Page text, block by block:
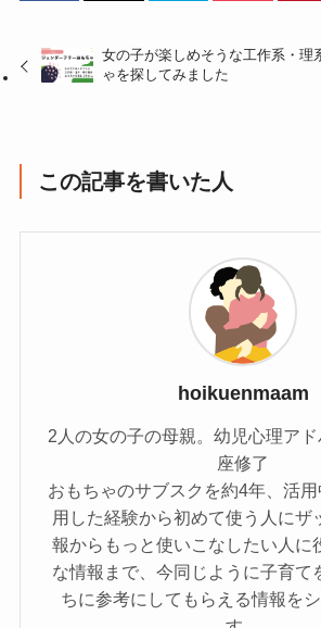
女の子が楽しめそうな工作系・理
ゃを探してみました
この記事を書いた人
hoikuenmaam
2人の女の子の母親。幼児心理ア
座修了
おもちゃのサブスクを約4年、活
用した経験から初めて使う人にザ
報からもっと使いこなしたい人に
な情報まで、今同じように子育て
ちに参考にしてもらえる情報を